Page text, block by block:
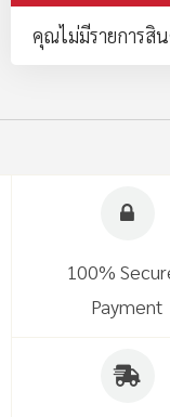
คุณไม่มีรายการสิ
100%
Payment